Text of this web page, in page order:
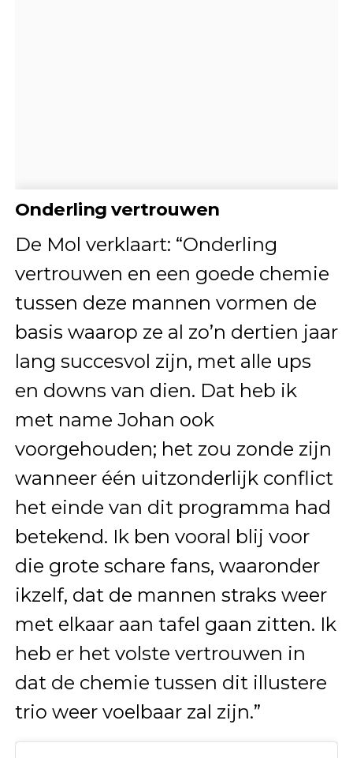
Onderling vertrouwen
De Mol verklaart: “Onderling
vertrouwen en een goede chemie
tussen deze mannen vormen de
basis waarop ze al zo’n dertien jaar
lang succesvol zijn, met alle ups
en downs van dien. Dat heb ik
met name Johan ook
voorgehouden; het zou zonde zijn
wanneer één uitzonderlijk conflict
het einde van dit programma had
betekend. Ik ben vooral blij voor
die grote schare fans, waaronder
ikzelf, dat de mannen straks weer
met elkaar aan tafel gaan zitten. Ik
heb er het volste vertrouwen in
dat de chemie tussen dit illustere
trio weer voelbaar zal zijn.”